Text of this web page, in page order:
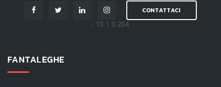
CONTATTACI
- 10.1.0.204
FANTALEGHE